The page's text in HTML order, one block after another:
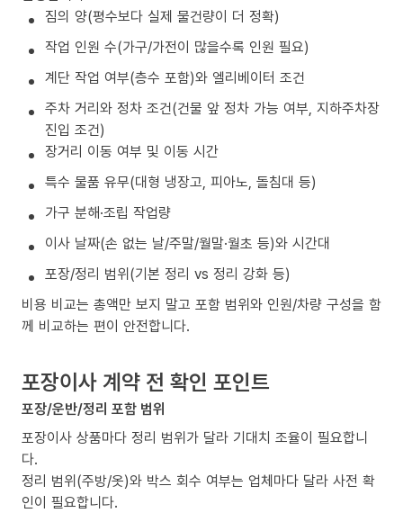
짐의 양(평수보다 실제 물건량이 더 정확)
작업 인원 수(가구/가전이 많을수록 인원 필요)
계단 작업 여부(층수 포함)와 엘리베이터 조건
주차 거리와 정차 조건(건물 앞 정차 가능 여부, 지하주차장
진입 조건)
장거리 이동 여부 및 이동 시간
특수 물품 유무(대형 냉장고, 피아노, 돌침대 등)
가구 분해·조립 작업량
이사 날짜(손 없는 날/주말/월말·월초 등)와 시간대
포장/정리 범위(기본 정리 vs 정리 강화 등)
비용 비교는 총액만 보지 말고 포함 범위와 인원/차량 구성을 함
께 비교하는 편이 안전합니다.
포장이사 계약 전 확인 포인트
포장/운반/정리 포함 범위
포장이사 상품마다 정리 범위가 달라 기대치 조율이 필요합니
다.
정리 범위(주방/옷)와 박스 회수 여부는 업체마다 달라 사전 확
인이 필요합니다.